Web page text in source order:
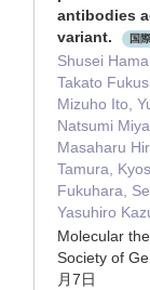
antibodies
variant.
国
Shusei
Takato
Mizuho Ito,
Natsumi
Masaharu
Tamura,
Fukuhara,
Yasuhiro
Molecular
Society of
月7日